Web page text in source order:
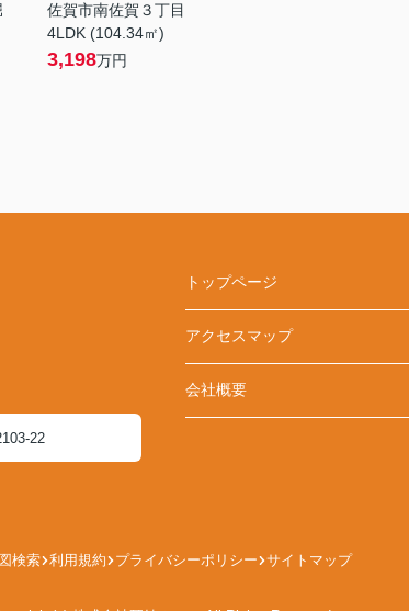
佐賀市南佐賀３丁目
4LDK (104.34㎡)
3,198万円
22
トップページ
アクセスマップ
会社概要
検索 利用規約 プライバシーポリシー サイトマップ